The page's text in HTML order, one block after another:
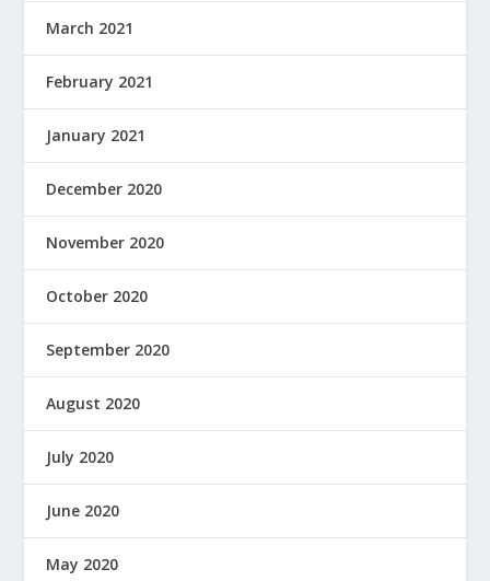
March 2021
February 2021
January 2021
December 2020
November 2020
October 2020
September 2020
August 2020
July 2020
June 2020
May 2020